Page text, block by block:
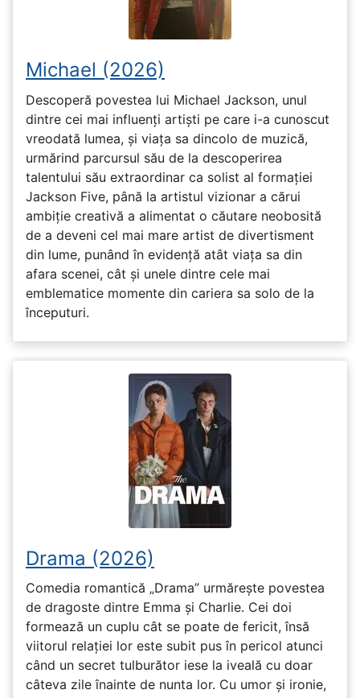
Michael (2026)
Descoperă povestea lui Michael Jackson, unul
dintre cei mai influenți artiști pe care i-a cunoscut
vreodată lumea, și viața sa dincolo de muzică,
urmărind parcursul său de la descoperirea
talentului său extraordinar ca solist al formației
Jackson Five, până la artistul vizionar a cărui
ambiție creativă a alimentat o căutare neobosită
de a deveni cel mai mare artist de divertisment
din lume, punând în evidență atât viața sa din
afara scenei, cât și unele dintre cele mai
emblematice momente din cariera sa solo de la
începuturi.
Drama (2026)
Comedia romantică „Drama” urmărește povestea
de dragoste dintre Emma și Charlie. Cei doi
formează un cuplu cât se poate de fericit, însă
viitorul relației lor este subit pus în pericol atunci
când un secret tulburător iese la iveală cu doar
câteva zile înainte de nunta lor. Cu umor și ironie,